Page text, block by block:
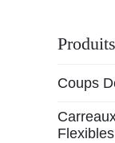
Produits
Coups
Flexibles